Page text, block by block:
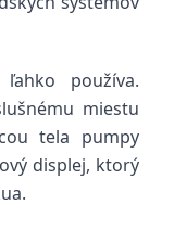
používa.
miestu
tela pumpy
displej, ktorý